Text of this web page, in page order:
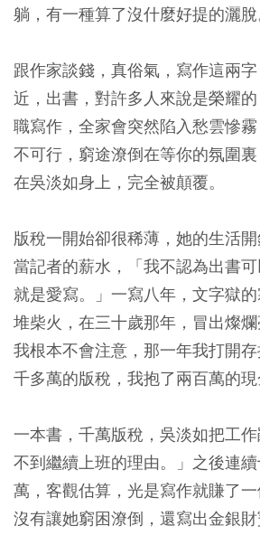
躺，有一種算了沒什麼好提的灑脫
跟作家談錢，真俗氣，寫作這兩
近，出書，對許多人來說是榮耀
職寫作，全家會突然陷入愁雲慘
不可行，窮途潦倒在等你的氛圍裏
在吳淡如身上，完全被顛覆。
版稅一開始卻很稀薄，她的生活
當記者的薪水，「我不認為出書
就是愛寫。」一寫八年，文字獄
堆柴火，在三十歲那年，冒出燦
我根本不會注意，那一年我打開
千多萬的版稅，我抱了兩百萬的現
一本書，千萬版稅，吳淡如把工
不到繼續上班的理由。」之後連
萬，客觀估算，光是寫作就賺了
沒有讓她窮困潦倒，還寫出金銀財